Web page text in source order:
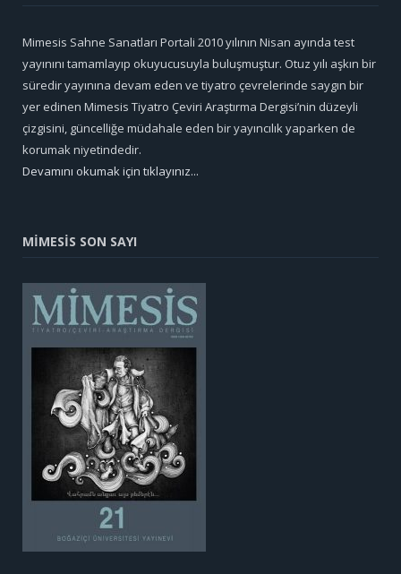
Mimesis Sahne Sanatları Portali 2010 yılının Nisan ayında test
yayınını tamamlayıp okuyucusuyla buluşmuştur. Otuz yılı aşkın bir
süredir yayınına devam eden ve tiyatro çevrelerinde saygın bir
yer edinen Mimesis Tiyatro Çeviri Araştırma Dergisi’nin düzeyli
çizgisini, güncelliğe müdahale eden bir yayıncılık yaparken de
korumak niyetindedir.
Devamını okumak için tıklayınız...
MİMESİS SON SAYI